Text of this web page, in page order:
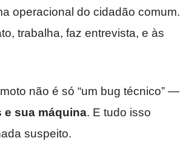
operacional do cidadão comum.
trabalha, faz entrevista, e às
não é só “um bug técnico” —
e sua máquina. E tudo isso
suspeito.